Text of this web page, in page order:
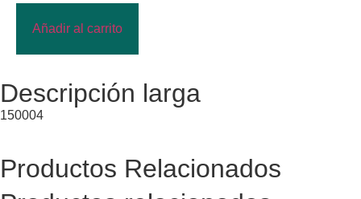
Añadir al carrito
Descripción larga
150004
Productos Relacionados